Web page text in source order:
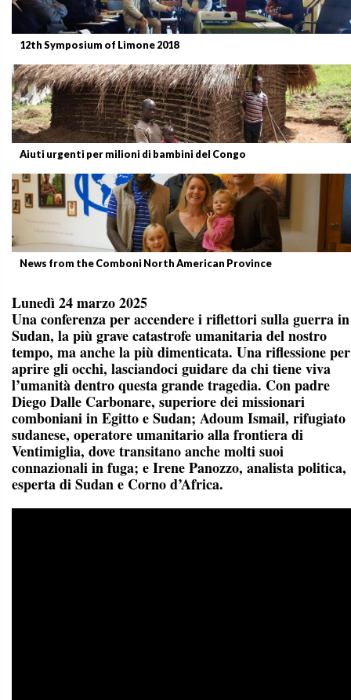
12th Symposium of Limone 2018
Aiuti urgenti per milioni di bambini del Congo
News from the Comboni North American Province
Lunedì 24 marzo 2025
Una conferenza per accendere i riflettori sulla guerra in
Sudan, la più grave catastrofe umanitaria del nostro
tempo, ma anche la più dimenticata. Una riflessione per
aprire gli occhi, lasciandoci guidare da chi tiene viva
l’umanità dentro questa grande tragedia. Con padre
Diego Dalle Carbonare, superiore dei missionari
comboniani in Egitto e Sudan; Adoum Ismail, rifugiato
sudanese, operatore umanitario alla frontiera di
Ventimiglia, dove transitano anche molti suoi
connazionali in fuga; e Irene Panozzo, analista politica,
esperta di Sudan e Corno d’Africa.